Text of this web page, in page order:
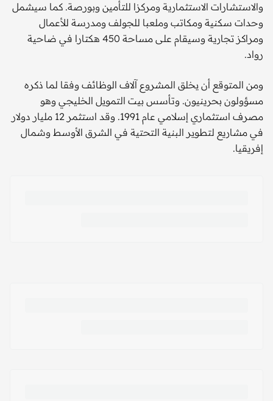
والاستشارات الاستثمارية ومركزا للتأمين وبورصة. كما سيشمل
وحدات سكنية ومكاتب وملعبا للجولف ومدرسة للأعمال
ومراكز تجارية وسيقام على مساحة 450 هكتارا في ضاحية
رواد.
ومن المتوقع أن يخلق المشروع آلاف الوظائف وفقا لما ذكره
مسؤولون بحرينيون. وتأسس بيت التمويل الخليجي وهو
مصرف استثماري إسلامي عام 1991. وقد استثمر 12 مليار دولار
في مشاريع لتطوير البنية التحتية في الشرق الأوسط وشمال
إفريقيا.